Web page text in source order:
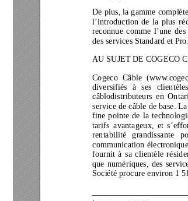
De plus, la gamme
l’introduction de la plus
reconnue comme l’une
des services Standard et Pro.
AU SUJET DE COGECO
Cogeco Câble
diversifiés à ses
câblodistributeurs en
service de câble de base.
fine pointe de la
tarifs avantageux, et
rentabilité grandissante
communication
fournit à sa clientèle
que numériques, des
Société procure environ 1